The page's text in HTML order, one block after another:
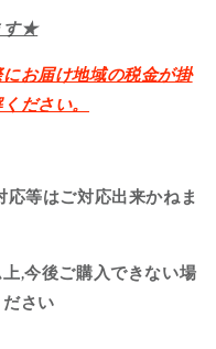
す★
お届け地域の税金が掛
ださい。
等はご対応出来かねま
,今後ご購入できない場
さい